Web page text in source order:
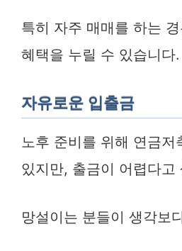
특히 자주 매매를 하는
혜택을 누릴 수 있습니다.
자유로운 입출금
노후 준비를 위해 연금저
있지만, 출금이 어렵다고
망설이는 분들이 생각보